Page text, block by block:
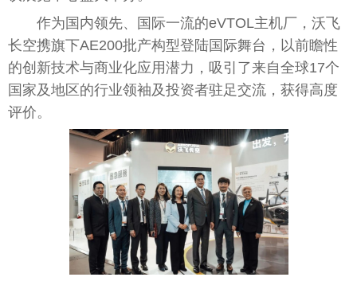
作为国内领先、国际一流的eVTOL主机厂，沃飞
长空携旗下AE200批产构型登陆国际舞台 ，以前瞻性
的创新技术与商业化应用潜力，吸引了来自全球17个
国家及地区的行业领袖及投资者驻足交流，获得高度
评价。